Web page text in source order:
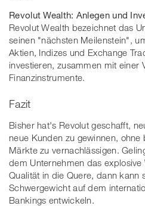
Revolut Wealth: Anlegen und
Revolut Wealth bezeichnet das
seinen "nächsten Meilenstein",
Aktien, Indizes und Exchange
investieren, zusammen mit einer
Finanzinstrumente.
Fazit
Bisher hat's Revolut geschafft,
neue Kunden zu gewinnen,
Märkte zu vernachlässigen.
dem Unternehmen das
Qualität in die Quere, dann kann
Schwergewicht auf dem
Bankings entwickeln.